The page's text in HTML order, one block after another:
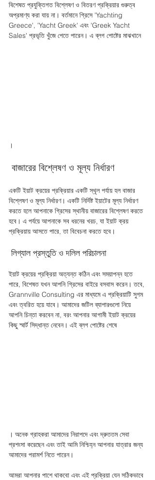
বিশেষত প্রযুক্তিগত বিশ্লেষণ ও বিতরণ প্রক্রিয়ার গুরুত্ব
অপ্রমাণ্য করা যায় না। বর্তমানে গ্রিসে 'Yachting
Greece', 'Yacht Greek' এবং 'Greek Yacht
Sales' প্রভৃতি খুঁজে পেতে পারেন। এ ব্লগ পোষ্টের মাঝখানে
।
বাজারের বিশ্লেষণ ও মূল্য নির্ধারণ
একটি ইয়াট ক্রয়ের প্রক্রিয়ার একটি স্থূল পর্যায় হল বাজার
বিশ্লেষণ ও মূল্য নির্ধারণ। একটি নির্দিষ্ট ইয়াটের মূল্য নির্ধারণ
করতে হলে আপনাকে গ্রিসের স্থানীয় বাজারের বিশ্লেষণ করতে
হবে। এ পর্যয়ে আপনাকে সব ধরনের খরচ, যা ইয়াট ক্রয়
প্রক্রিয়ায় আসতে পারে, তা বিবেচনা করতে হবে।
লিগ্যাল প্রস্তুতি ও দলিল পরিচালনা
ইয়াট ক্রয়ের প্রক্রিয়া অত্যন্ত কঠিন এবং সময়াপন্ন হতে
পারে, বিশেষত যখন আপনি গ্রিসের বাইরে বসবাস করেন। তবে,
Grannville Consulting এর মাধ্যমে এ প্রক্রিয়াটি সুগম
এবং ত্বরিত হয়ে যাবে। আমাদের জটিল ব্যাপারগুলো নিয়ে
আপনি চিন্তা করবেন না, বরং আপনার আগামী ইয়াট ক্রয়ের
কিছু স্মার্ট সিদ্ধান্ত নেবেন। এই ব্লগ পোষ্টের শেষে
। অনেক গ্রাহকরা আমাদের নিরাপদে এবং দ্রুততম সেবা
প্রশংসা করেছেন এবং তাই আমি নিশ্চিহ্ন আপনার যাত্রার জন্য
আমাদের পরামর্শ নিতে পারেন।
আমরা আপনার পাশে থাকবো এবং এই প্রক্রিয়া যেন সঠিকভাবে